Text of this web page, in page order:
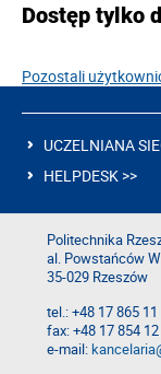
Dostęp tylko
Pozostali
UCZELNIANA
HELPDESK >>
Politechnika
al. Powstańców
35-029 Rzeszów
tel.: +48 17 865 11
fax: +48 17 854
e-mail: